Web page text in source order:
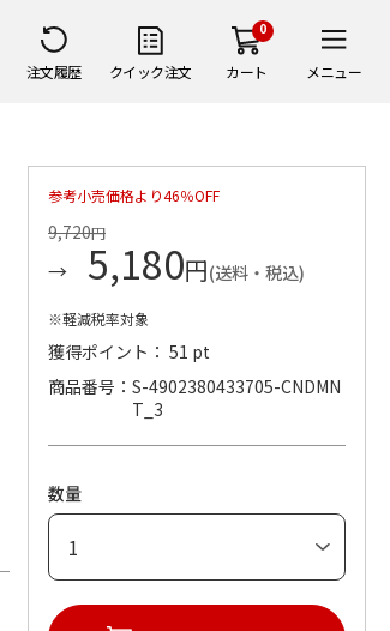
注文履歴 クイック注文
0
カート メニュー
参考小売価格より46％OFF
9,720円
5,180円(送料・税込)
※軽減税率対象
獲得ポイント： 51 pt
商品番号
S-4902380433705-CNDMN
T_3
数量